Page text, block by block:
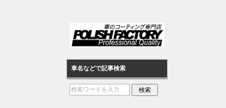
車名などで記事検索